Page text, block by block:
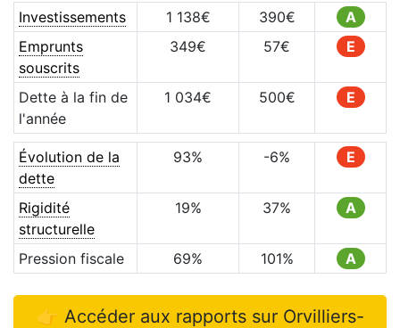
Investissements 1 138€ 390€
A
Emprunts
souscrits
349€ 57€ E
Dette à la fin de
l'année
1 034€ 500€ E
Évolution de la
dette
93% -6% E
Rigidité
structurelle
19% 37% A
Pression fiscale 69% 101% A
👉 Accéder aux rapports sur Orvilliers-